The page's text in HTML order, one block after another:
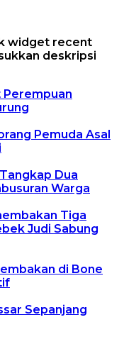
widget recent
deskripsi
Perempuan
Pemuda Asal
Dua
Warga
Tiga
Judi Sabung
di Bone
Sepanjang